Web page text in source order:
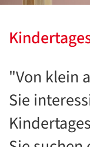
"Von klein
Sie